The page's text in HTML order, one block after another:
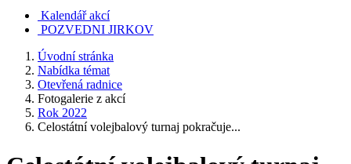
Kalendář akcí
POZVEDNI JIRKOV
Úvodní stránka
Nabídka témat
Otevřená radnice
Fotogalerie z akcí
Rok 2022
Celostátní volejbalový turnaj pokračuje...